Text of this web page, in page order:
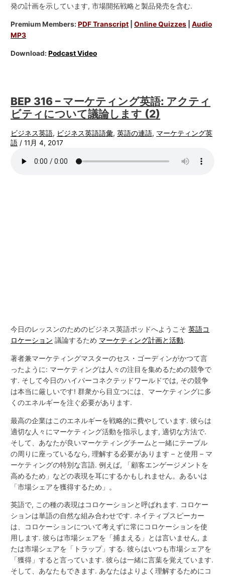
発の計画を示しています, 市場開拓戦略と製品発売を含む.
Premium Members:PDF Transcript |Online Quizzes |Audio
MP3
Download:Podcast Video
BEP 316 – マーケティング英語: アクティ
ビティについて議論します (2)
ビジネス英語, ビジネス英語語彙,英語の連語, マーケティング英
語 /11月 4, 2017
今日のレッスンのためのビジネス英語ポッドへようこそ英語コ
ロケーション 議論するため マーケティング計画と活動.
著者兼マーケティングマスターのセス・ゴーディンがかつて言
ったように: マーケティングは人々の注目を集めるための競争で
す. そして今日のハイパーコネクテッドワールドでは, その競争
は本当に厳しいです! 群衆から目立つには、マーケティングに多
くのエネルギーを注ぐ必要があります.
最高の企業はこのエネルギーを戦略的に費やしています. 彼らは
適切な人々にマーケティング活動を指示します, 適切な方法で.
そして、あなたが良いマーケティングチームと一緒にテーブル
の周りに座っているなら, 理解する必要があります – と使用 – マ
ーケティングの特別な言語. 例えば, 「顧客エンゲージメントを
高めるため」などの表現を耳にするかもしれません。あるいは
「市場シェアを獲得するため」。
英語で, この種の表現はコロケーションと呼ばれます. コロケー
ションは単語の自然な組み合わせです. ネイティブスピーカー
は、コロケーションについて考えずに常にコロケーションを使
用します. 彼らは市場シェアを「捕まえる」とは言いません, ま
たは市場シェアを「トラップ」する. 彼らはいつも市場シェアを
「獲得」すると言っています. 彼らは一緒に言葉を覚えています.
そして、あなたもできます. あなたはよりよく理解するためにコ